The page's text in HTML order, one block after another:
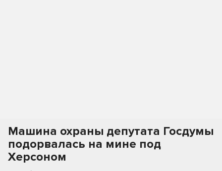
Машина охраны депутата Госдумы
подорвалась на мине под
Херсоном